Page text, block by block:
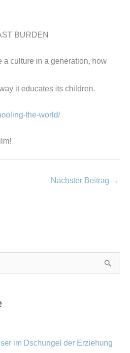
BURDEN
a culture in a generation, how
it educates its children.
the-world/
Nächster Beitrag →
im Dschungel der Erziehung